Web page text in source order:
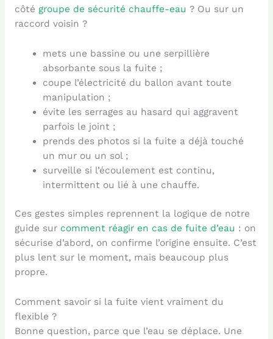
côté groupe de sécurité chauffe-eau ? Ou sur un
raccord voisin ?
mets une bassine ou une serpillière
absorbante sous la fuite ;
coupe l’électricité du ballon avant toute
manipulation ;
évite les serrages au hasard qui aggravent
parfois le joint ;
prends des photos si la fuite a déjà touché
un mur ou un sol ;
surveille si l’écoulement est continu,
intermittent ou lié à une chauffe.
Ces gestes simples reprennent la logique de notre
guide sur comment réagir en cas de fuite d’eau : on
sécurise d’abord, on confirme l’origine ensuite. C’est
plus lent sur le moment, mais beaucoup plus
propre.
Comment savoir si la fuite vient vraiment du
flexible ?
Bonne question, parce que l’eau se déplace. Une